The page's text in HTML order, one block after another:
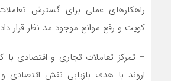
راهکارهای عملی برای گسترش
کویت و رفع موانع موجود مد نظر قرار
– تمرکز تعاملات تجاری و اقتصادی با
اروند با هدف بازیابی نقش اقتصادی و